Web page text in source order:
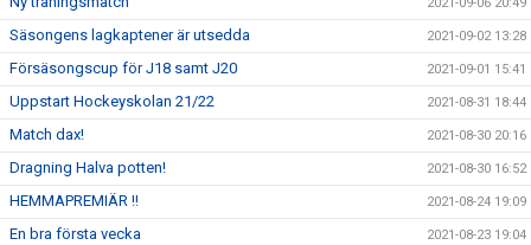
2021-09-06 20:49
Säsongens lagkaptener är utsedda 2021-09-02 13:28
Försäsongscup för J18 samt J20 2021-09-01 15:41
Uppstart Hockeyskolan 21/22 2021-08-31 18:44
Match dax! 2021-08-30 20:16
Dragning Halva potten! 2021-08-30 16:52
HEMMAPREMIÄR !! 2021-08-24 19:09
En bra första vecka 2021-08-23 19:04